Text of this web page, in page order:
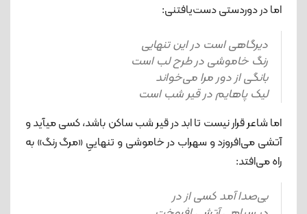
اما در دوردستی دست‌یافتنی:
دیرگاهی است در این تنهایی
رنگ خاموشی در طرح لب است
بانگی از دور مرا می‌خواند
لیک پاهایم در قیر شب است
اما شاعر قرار نیست تا ابد در قیر شب ساکن باشد، کسی می‎آید و
آتشی می‌افروزد و سهراب در خاموشی و تنهاییِ «مرگ رنگ» به
راه می‌افتد:
بی‌صدا آمد کسی از در